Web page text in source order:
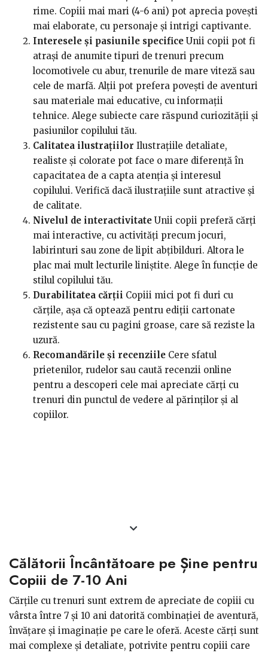
rime. Copiii mai mari (4-6 ani) pot aprecia povești
mai elaborate, cu personaje și intrigi captivante.
Interesele și pasiunile specifice Unii copii pot fi
atrași de anumite tipuri de trenuri precum
locomotivele cu abur, trenurile de mare viteză sau
cele de marfă. Alții pot prefera povești de aventuri
sau materiale mai educative, cu informații
tehnice. Alege subiecte care răspund curiozității și
pasiunilor copilului tău.
Calitatea ilustrațiilor Ilustrațiile detaliate,
realiste și colorate pot face o mare diferență în
capacitatea de a capta atenția și interesul
copilului. Verifică dacă ilustrațiile sunt atractive și
de calitate.
Nivelul de interactivitate Unii copii preferă cărți
mai interactive, cu activități precum jocuri,
labirinturi sau zone de lipit abțibilduri. Altora le
plac mai mult lecturile liniștite. Alege în funcție de
stilul copilului tău.
Durabilitatea cărții Copiii mici pot fi duri cu
cărțile, așa că optează pentru ediții cartonate
rezistente sau cu pagini groase, care să reziste la
uzură.
Recomandările și recenziile Cere sfatul
prietenilor, rudelor sau caută recenzii online
pentru a descoperi cele mai apreciate cărți cu
trenuri din punctul de vedere al părinților și al
copiilor.
Călătorii Încântătoare pe Șine pentru
Copiii de 7-10 Ani
Cărțile cu trenuri sunt extrem de apreciate de copiii cu
vârsta între 7 și 10 ani datorită combinației de aventură,
învățare și imaginație pe care le oferă. Aceste cărți sunt
mai complexe și detaliate, potrivite pentru copiii care